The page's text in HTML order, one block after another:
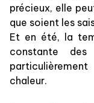
précieux, elle
que soient les
Et en été, la
constante
chaleur.